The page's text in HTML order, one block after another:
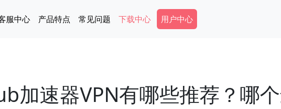
服中心 产品特点 常见问题 下载中心 Secondary Menu
用户中心
加速器VPN有哪些推荐？哪